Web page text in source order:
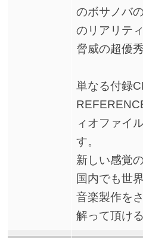
のボサノバ
のリアリテ
脅威の超優
単なる付録
ィオファイ
す。
新しい感覚
国内でも世
音楽製作を
解って頂け